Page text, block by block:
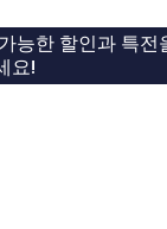
용
후
능한 할인과 특
요!